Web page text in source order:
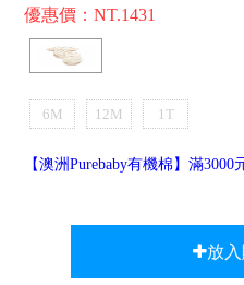
優惠價：NT.1431
6M 12M 1T
【澳洲Purebaby有機棉】滿
放